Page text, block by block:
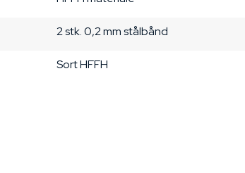
2 stk. 0,2 mm stålbånd
SortHFFH